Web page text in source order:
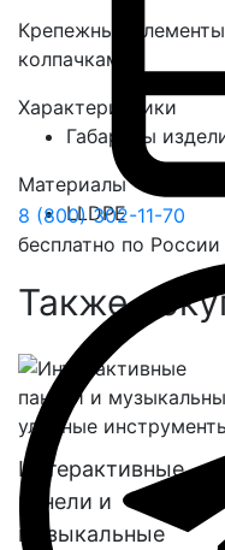
8 (800) 302-11-70
бесплатно по России
Крепежные
колпачками.
Характеристики
Габариты
Материалы
LLDPE
Также
Интерактивные
панели и
музыкальные